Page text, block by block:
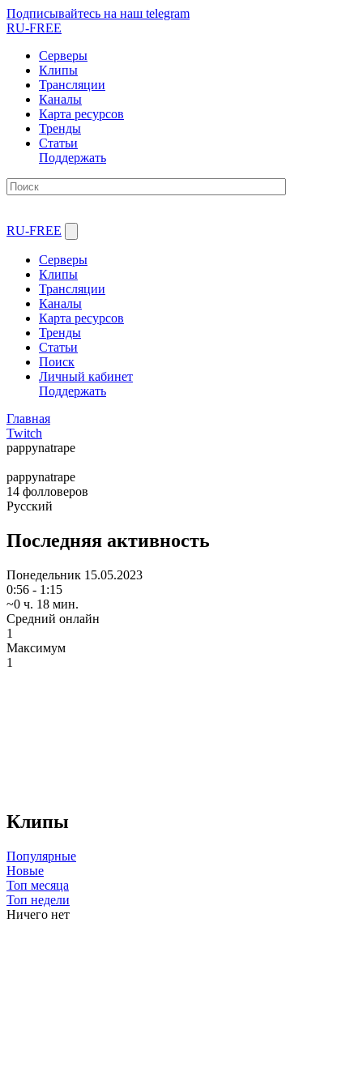
Подписывайтесь на наш telegram
RU-FREE
Серверы
Клипы
Трансляции
Каналы
Карта ресурсов
Тренды
Статьи
Поддержать
RU-FREE
Серверы
Клипы
Трансляции
Каналы
Карта ресурсов
Тренды
Статьи
Поиск
Личный кабинет
Поддержать
Главная
Twitch
pappynatrape
pappynatrape
14 фолловеров
Русский
Последняя активность
Понедельник 15.05.2023
0:56 - 1:15
~0 ч. 18 мин.
Средний онлайн
1
Максимум
1
Клипы
Популярные
Новые
Топ месяца
Топ недели
Ничего нет